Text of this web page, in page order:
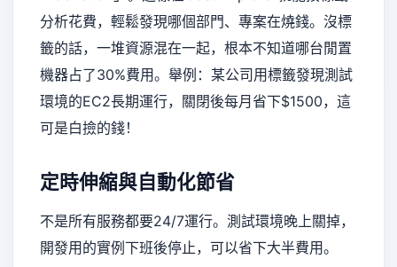
分析花費，輕鬆發現哪個部門、專案在燒錢。沒標
籤的話，一堆資源混在一起，根本不知道哪台閒置
機器占了30%費用。舉例：某公司用標籤發現測試
環境的EC2長期運行，關閉後每月省下$1500，這
可是白撿的錢！
定時伸縮與自動化節省
不是所有服務都要24/7運行。測試環境晚上關掉，
開發用的實例下班後停止，可以省下大半費用。